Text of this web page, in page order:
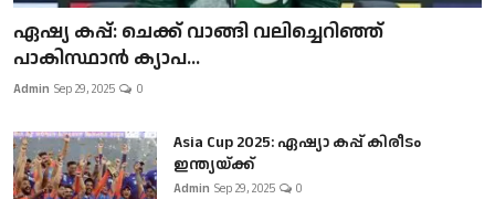
ഏഷ്യ കപ്പ്: ചെക്ക് വാങ്ങി വലിച്ചെറിഞ്ഞ്
പാകിസ്ഥാൻ ക്യാപ...
Admin Sep 29, 2025 0
Asia Cup 2025: ഏഷ്യാ കപ്പ് കിരീടം
ഇന്ത്യയ്ക്ക്
Admin Sep 29, 2025 0